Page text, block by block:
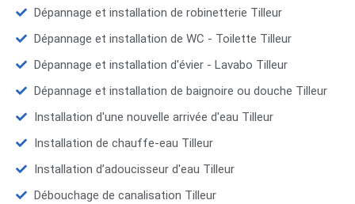
Dépannage et installation de robinetterie Tilleur
Dépannage et installation de WC - Toilette Tilleur
Dépannage et installation d'évier - Lavabo Tilleur
Dépannage et installation de baignoire ou douche Tilleur
Installation d'une nouvelle arrivée d'eau Tilleur
Installation de chauffe-eau Tilleur
Installation d’adoucisseur d'eau Tilleur
Débouchage de canalisation Tilleur